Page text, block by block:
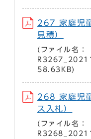
267 家庭児
見積）
(ファイル名：
58.63KB)
268 家庭児
ス入札）
(ファイル名：